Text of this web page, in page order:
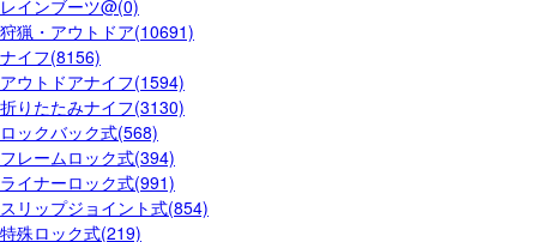
レインブーツ@(0)
狩猟・アウトドア(10691)
ナイフ(8156)
アウトドアナイフ(1594)
折りたたみナイフ(3130)
ロックバック式(568)
フレームロック式(394)
ライナーロック式(991)
スリップジョイント式(854)
特殊ロック式(219)